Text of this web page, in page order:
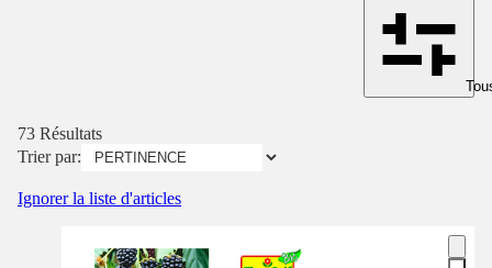
73 Résultats
Trier par:
Ignorer la liste d'articles